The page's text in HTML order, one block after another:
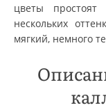
цветы
нескольких
мягкий, немного